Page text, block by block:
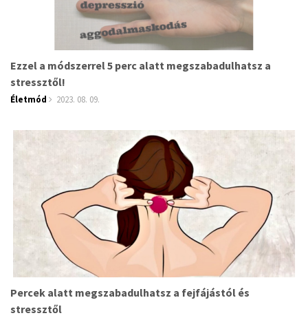
Ezzel a módszerrel 5 perc alatt megszabadulhatsz a
stressztől!
Életmód 2023. 08. 09.
Percek alatt megszabadulhatsz a fejfájástól és
stressztől